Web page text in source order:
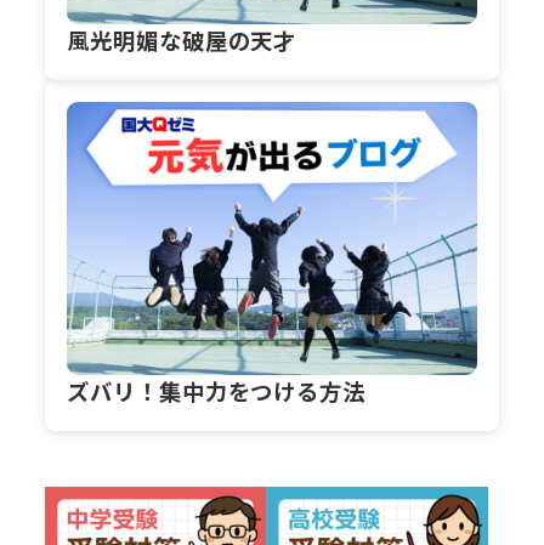
風光明媚な破屋の天才
ズバリ！集中力をつける方法